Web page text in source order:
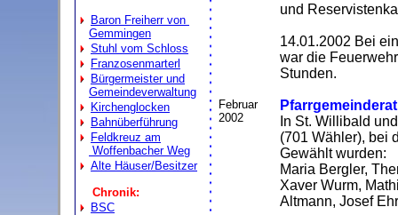
Baron Freiherr von
Gemmingen
Stuhl vom Schloss
Franzosenmarterl
Bürgermeister und
Gemeindeverwaltung
Kirchenglocken
Bahnüberführung
Feldkreuz am
Woffenbacher Weg
Alte Häuser/Besitzer
Chronik:
BSC
und
14.01.2002 Bei
war die
Stunden.
Februar
2002
In St. Willibald
(701 Wähler), bei
Gewählt wurden:
Maria Bergler,
Xaver Wurm,
Altmann, Josef